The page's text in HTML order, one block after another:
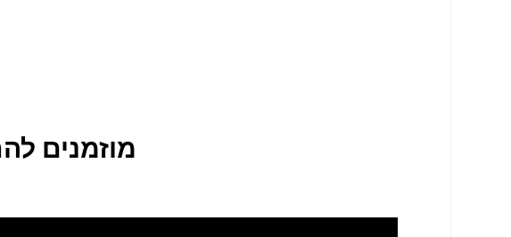
מוזמנים